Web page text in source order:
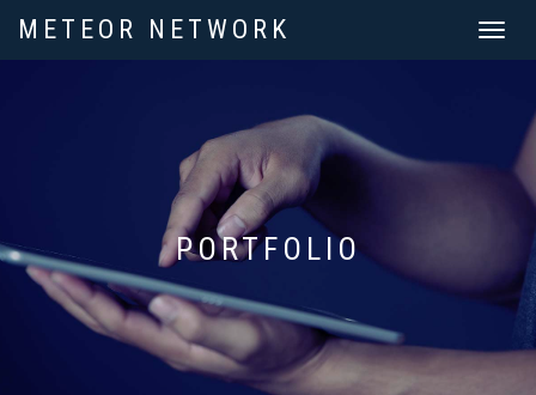
Toggle
METEOR NETWORK
PORTFOLIO